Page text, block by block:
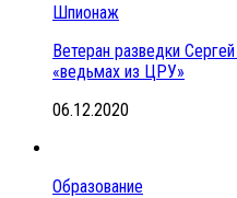
Шпионаж
Ветеран разведки
«ведьмах из ЦРУ»
06.12.2020
Образование